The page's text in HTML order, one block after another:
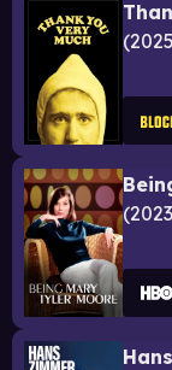
2025
2023